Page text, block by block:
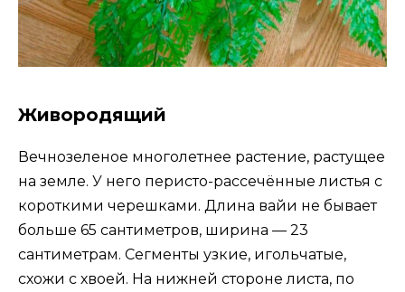
Живородящий
Вечнозеленое многолетнее растение, растущее
на земле. У него перисто-рассечённые листья с
короткими черешками. Длина вайи не бывает
больше 65 сантиметров, ширина — 23
сантиметрам. Сегменты узкие, игольчатые,
схожи с хвоей. На нижней стороне листа, по